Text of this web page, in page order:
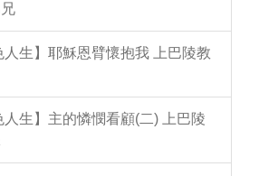
生】耶穌恩臂懷抱我 上巴陵教
生】主的憐憫看顧(二) 上巴陵